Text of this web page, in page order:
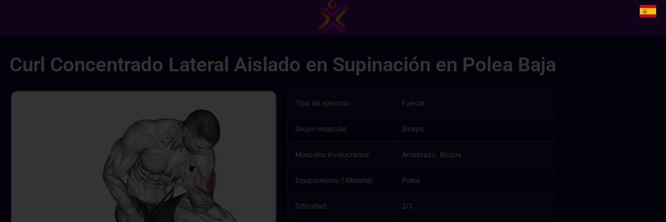
Curl Concentrado Lateral Aislado en Supinación en Polea Baja
Tipo de ejercicio: Fuerza
Grupo muscular: Bíceps
Músculos involucrados: Antebrazo, Bíceps
Equipamiento / Material: Polea
Dificultad: 2/3